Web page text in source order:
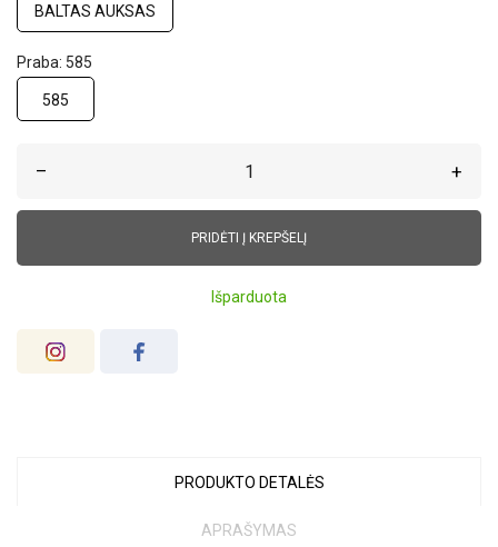
BALTAS AUKSAS
Praba: 585
585
– +
PRIDĖTI Į KREPŠELĮ
Išparduota
PRODUKTO DETALĖS
APRAŠYMAS